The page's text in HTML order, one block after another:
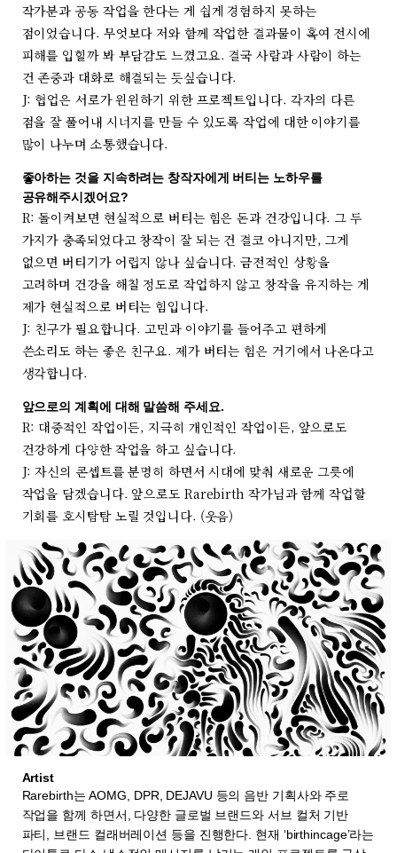
작가분과 공동 작업을 한다는 게 쉽게 경험하지 못하는
점이었습니다. 무엇보다 저와 함께 작업한 결과물이 혹여 전시에
피해를 입힐까 봐 부담감도 느꼈고요. 결국 사람과 사람이 하는
건 존중과 대화로 해결되는 듯싶습니다.
J: 협업은 서로가 윈윈하기 위한 프로젝트입니다. 각자의 다른
점을 잘 풀어내 시너지를 만들 수 있도록 작업에 대한 이야기를
많이 나누며 소통했습니다.
좋아하는 것을 지속하려는 창작자에게 버티는 노하우를
공유해주시겠어요?
R: 돌이켜보면 현실적으로 버티는 힘은 돈과 건강입니다. 그 두
가지가 충족되었다고 창작이 잘 되는 건 결코 아니지만, 그게
없으면 버티기가 어렵지 않나 싶습니다. 금전적인 상황을
고려하며 건강을 해칠 정도로 작업하지 않고 창작을 유지하는 게
제가 현실적으로 버티는 힘입니다.
J: 친구가 필요합니다. 고민과 이야기를 들어주고 편하게
쓴소리도 하는 좋은 친구요. 제가 버티는 힘은 거기에서 나온다고
생각합니다.
앞으로의 계획에 대해 말씀해 주세요.
R: 대중적인 작업이든, 지극히 개인적인 작업이든, 앞으로도
건강하게 다양한 작업을 하고 싶습니다.
J: 자신의 콘셉트를 분명히 하면서 시대에 맞춰 새로운 그릇에
작업을 담겠습니다. 앞으로도 Rarebirth 작가님과 함께 작업할
기회를 호시탐탐 노릴 것입니다. (웃음)
Artist
Rarebirth는 AOMG, DPR, DEJAVU 등의 음반 기획사와 주로
작업을 함께 하면서, 다양한 글로벌 브랜드와 서브 컬처 기반
파티, 브랜드 컬래버레이션 등을 진행한다. 현재 ‘birthincage’라는